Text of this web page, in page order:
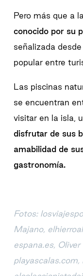
Pero más que a
conocido por su
señalizada
popular entre
Las piscinas
se encuentran
visitar en la isla,
disfrutar de sus
amabilidad de
gastronomía.
Fotos:
Majano,
espana.es, Oliver
playascalas.com,